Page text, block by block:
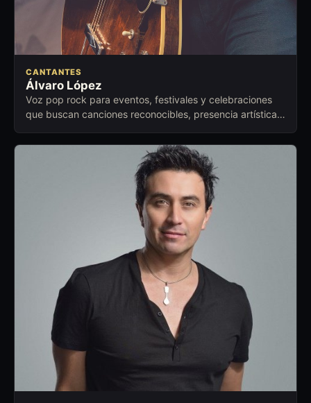
CANTANTES
Álvaro López
Voz pop rock para eventos, festivales y celebraciones
que buscan canciones reconocibles, presencia artística y